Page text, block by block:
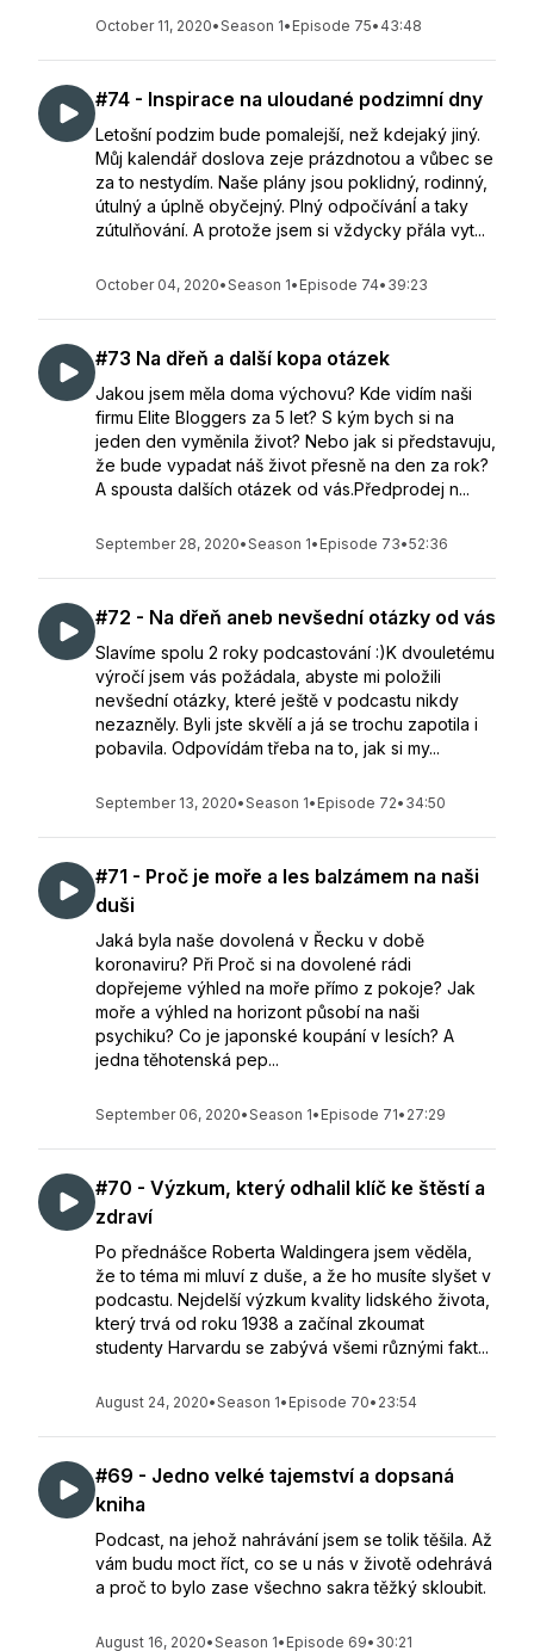
October 11, 2020•Season 1• Episode 75• 43:48
#74 - Inspirace na uloudané podzimní dny
Letošní podzim bude pomalejší, než kdejaký jiný.
Můj kalendář doslova zeje prázdnotou a vůbec se
za to nestydím. Naše plány jsou poklidný, rodinný,
útulný a úplně obyčejný. Plný odpočívánĺ a taky
zútulňování. A protože jsem si vždycky přála vyt...
October 04, 2020•Season 1• Episode 74• 39:23
#73 Na dřeň a další kopa otázek
Jakou jsem měla doma výchovu? Kde vidím naši
firmu Elite Bloggers za 5 let? S kým bych si na
jeden den vyměnila život? Nebo jak si představuju,
že bude vypadat náš život přesně na den za rok?
A spousta dalších otázek od vás.Předprodej n...
September 28, 2020•Season 1• Episode 73•52:36
#72 - Na dřeň aneb nevšední otázky od vás
Slavíme spolu 2 roky podcastování :)K dvouletému
výročí jsem vás požádala, abyste mi položili
nevšední otázky, které ještě v podcastu nikdy
nezazněly. Byli jste skvělí a já se trochu zapotila i
pobavila. Odpovídám třeba na to, jak si my...
September 13, 2020•Season 1• Episode 72• 34:50
#71 - Proč je moře a les balzámem na naši
duši
Jaká byla naše dovolená v Řecku v době
koronaviru? Při Proč si na dovolené rádi
dopřejeme výhled na moře přímo z pokoje? Jak
moře a výhled na horizont působí na naši
psychiku? Co je japonské koupání v lesích? A
jedna těhotenská pep...
September 06, 2020•Season 1• Episode 71• 27:29
#70 - Výzkum, který odhalil klíč ke štěstí a
zdraví
Po přednášce Roberta Waldingera jsem věděla,
že to téma mi mluví z duše, a že ho musíte slyšet v
podcastu. Nejdelší výzkum kvality lidského života,
který trvá od roku 1938 a začínal zkoumat
studenty Harvardu se zabývá všemi různými fakt...
August 24, 2020•Season 1• Episode 70• 23:54
#69 - Jedno velké tajemství a dopsaná
kniha
Podcast, na jehož nahrávání jsem se tolik těšila. Až
vám budu moct říct, co se u nás v životě odehrává
a proč to bylo zase všechno sakra těžký skloubit.
August 16, 2020•Season 1• Episode 69• 30:21